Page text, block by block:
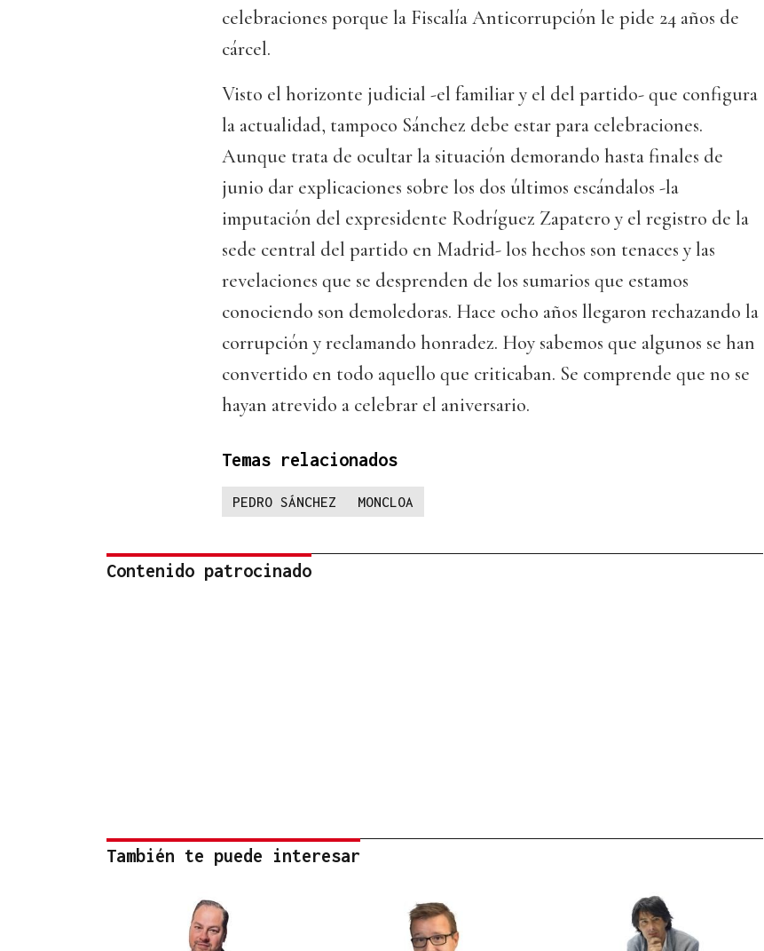
celebraciones porque la Fiscalía Anticorrupción le pide 24 años de
cárcel.
Visto el horizonte judicial -el familiar y el del partido- que configura
la actualidad, tampoco Sánchez debe estar para celebraciones.
Aunque trata de ocultar la situación demorando hasta finales de
junio dar explicaciones sobre los dos últimos escándalos -la
imputación del expresidente Rodríguez Zapatero y el registro de la
sede central del partido en Madrid- los hechos son tenaces y las
revelaciones que se desprenden de los sumarios que estamos
conociendo son demoledoras. Hace ocho años llegaron rechazando la
corrupción y reclamando honradez. Hoy sabemos que algunos se han
convertido en todo aquello que criticaban. Se comprende que no se
hayan atrevido a celebrar el aniversario.
Temas relacionados
PEDRO SÁNCHEZ MONCLOA
Contenido patrocinado
También te puede interesar